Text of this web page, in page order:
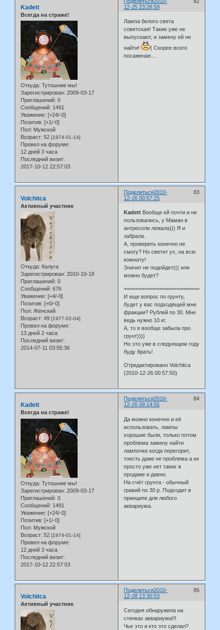
12-25 23:28:59
Kadett
Всегда на страже!
Откуда: Тутошние мы!
Зарегистрирован: 2009-03-17
Приглашений: 0
Сообщений: 1491
Уважение: [+24/-0]
Позитив: [+1/-0]
Пол: Мужской
Возраст: 52 [1974-01-14]
Провел на форуме:
12 дней 3 часа
Последний визит:
2017-10-12 22:57:03
Лампа белого света
советская! Такие уже не
выпускают, и замену ей не
найти!
( Скорее всего
посаженая....
Поделиться 83
2010-
12-26 00:57:25
Volchitca
Активный участник
Откуда: Калуга
Зарегистрирован: 2010-10-18
Приглашений: 0
Сообщений: 676
Уважение: [+4/-0]
Позитив: [+0/-0]
Пол: Женский
Возраст: 49 [1977-02-04]
Провел на форуме:
13 дней 2 часа
Последний визит:
2014-07-11 03:55:36
Kadett Вообще ей почти и не
пользовались, у Маман в
антресоли лежала))) Я и
забрала.
А, проверить конечно не
смогу? Но светит ух, на всю
комнату!
Значит не подойдет((( или
можно будет?
===========================
И еще вопрос по грунту,
будет у вас подходящей мне
фракции? Рублей по 30. Мне
ведь нужно 10 кг.
А, то я вообще забыла про
грунт))))
Но это уже в следующем году
буду брать!
Отредактировано Volchitca
(2010-12-26 00:57:50)
Поделиться 84
2010-
12-26 09:14:55
Kadett
Всегда на страже!
Откуда: Тутошние мы!
Зарегистрирован: 2009-03-17
Приглашений: 0
Сообщений: 1491
Уважение: [+24/-0]
Позитив: [+1/-0]
Пол: Мужской
Возраст: 52 [1974-01-14]
Провел на форуме:
12 дней 3 часа
Последний визит:
2017-10-12 22:57:03
Да можно конечно и её
использовать, лампы
хорошие были, только потом
проблема замену найти
лампочке когда перегорит,
тоесть даже не проблема а их
просто уже нет таких в
продаже и давно.
На счёт грунта - обычный
гравий по 30 р. Подходит в
принципе для любого
аквариума.
Поделиться 85
2010-
12-28 13:30:53
Volchitca
Активный участник
Сегодня обнаружила на
стенках аквариума!!!
Чье это и кто это сделал?